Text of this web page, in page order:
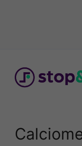
contenuto